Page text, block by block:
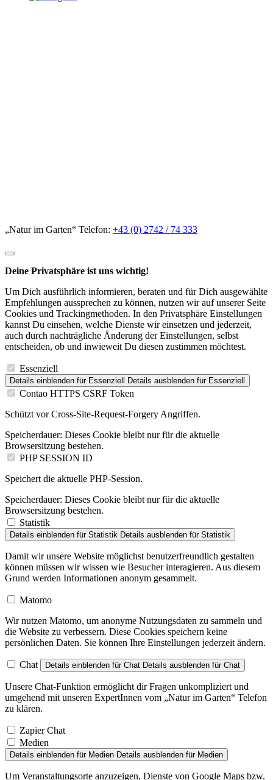
„Natur im Garten“ Telefon: +43 (0) 2742 / 74 333
Deine Privatsphäre ist uns wichtig!
Um Dich ausführlich informieren, beraten und für Dich ausgewählte
Empfehlungen aussprechen zu können, nutzen wir auf unserer Seite
Cookies und Trackingmethoden. In den Privatsphäre Einstellungen
kannst Du einsehen, welche Dienste wir einsetzen und jederzeit,
auch durch nachträgliche Änderung der Einstellungen, selbst
entscheiden, ob und inwieweit Du diesen zustimmen möchtest.
Essenziell
Details einblenden für Essenziell Details ausblenden für Essenziell
Contao HTTPS CSRF Token
Schützt vor Cross-Site-Request-Forgery Angriffen.
Speicherdauer: Dieses Cookie bleibt nur für die aktuelle
Browsersitzung bestehen.
PHP SESSION ID
Speichert die aktuelle PHP-Session.
Speicherdauer: Dieses Cookie bleibt nur für die aktuelle
Browsersitzung bestehen.
Statistik
Details einblenden für Statistik Details ausblenden für Statistik
Damit wir unsere Website möglichst benutzerfreundlich gestalten
können müssen wir wissen wie Besucher interagieren. Aus diesem
Grund werden Informationen anonym gesammelt.
Matomo
Wir nutzen Matomo, um anonyme Nutzungsdaten zu sammeln und
die Website zu verbessern. Diese Cookies speichern keine
persönlichen Daten. Sie können Ihre Einstellungen jederzeit ändern.
Chat Details einblenden für Chat Details ausblenden für Chat
Unsere Chat-Funktion ermöglicht dir Fragen unkompliziert und
umgehend mit unseren ExpertInnen vom „Natur im Garten“ Telefon
zu klären.
Zapier Chat
Medien
Details einblenden für Medien Details ausblenden für Medien
Um Veranstaltungsorte anzuzeigen, Dienste von Google Maps bzw.